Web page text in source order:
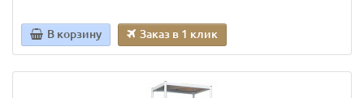
В корзину Заказ в 1 клик